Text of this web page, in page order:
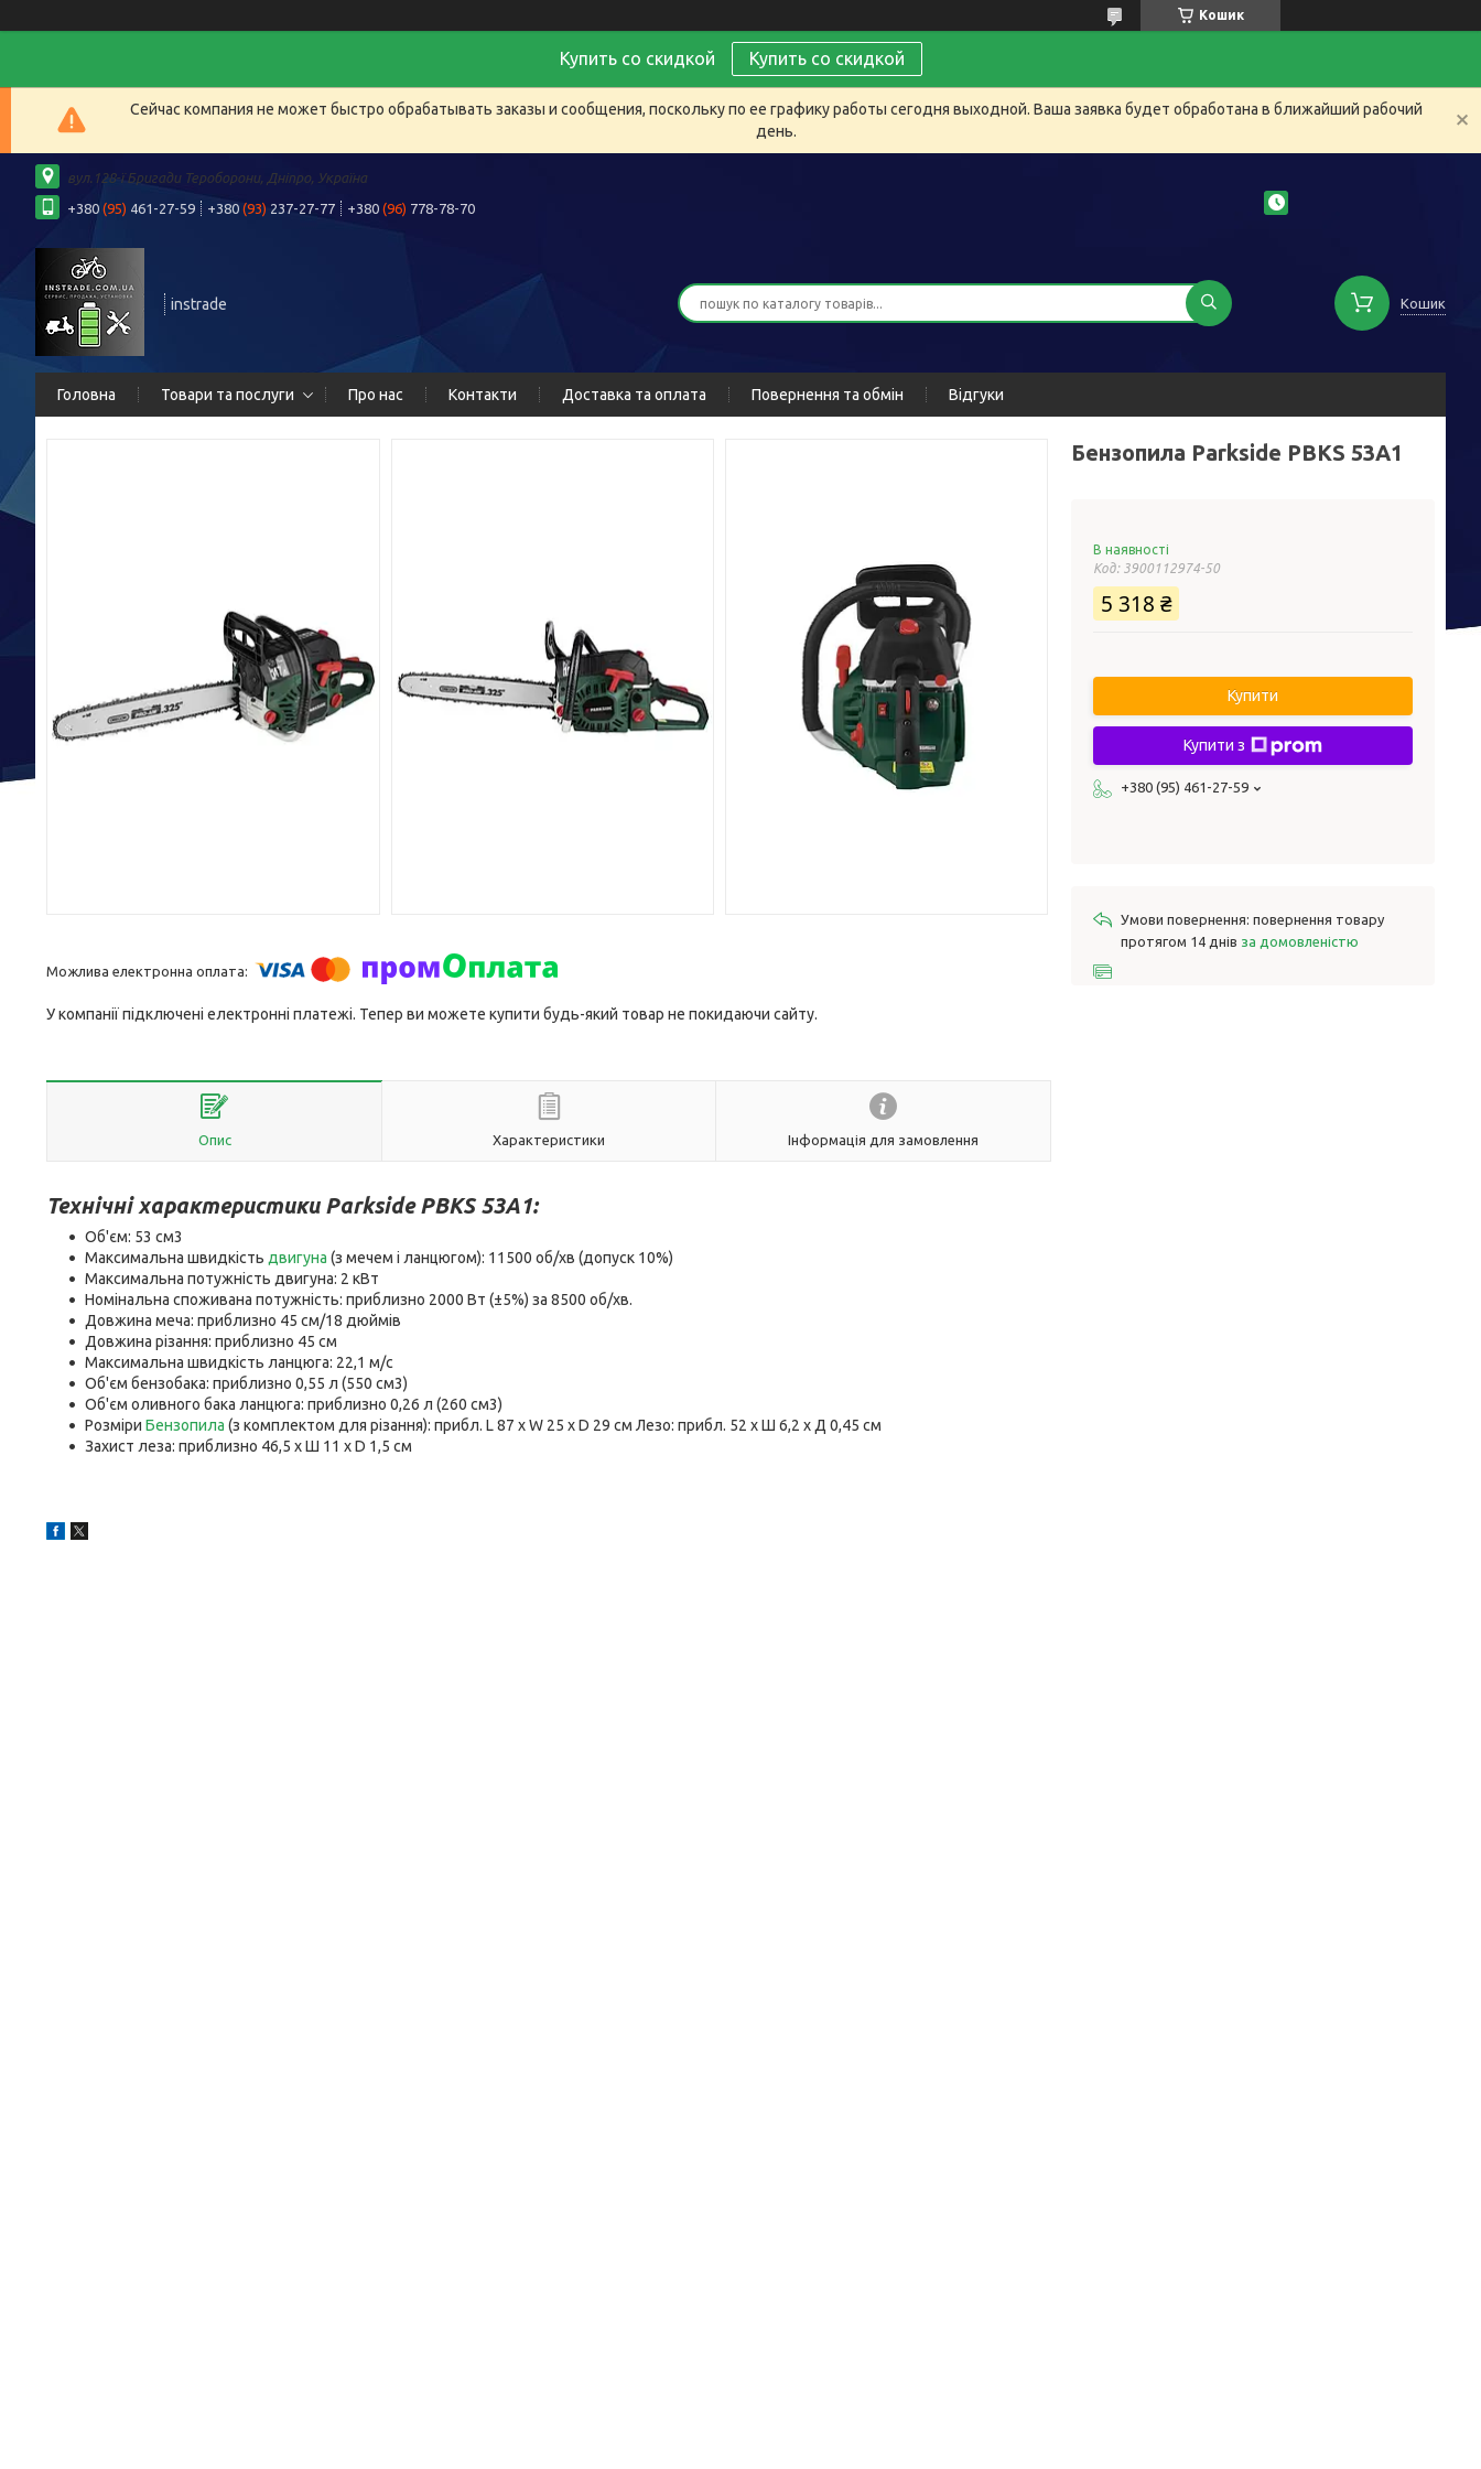
Кошик
Купить со скидкой Купить со скидкой
Сейчас компания не может быстро обрабатывать заказы и сообщения, поскольку по ее графику работы сегодня выходной. Ваша заявка будет обработана в ближайший рабочий
день.
вул.128-ї Бригади Тероборони, Дніпро, Україна
+380 (95) 461-27-59 +380 (93) 237-27-77 +380 (96) 778-78-70
instrade Кошик
Головна Товари та послуги Про нас Контакти Доставка та оплата Повернення та обмін Відгуки
У компанії підключені електронні платежі. Тепер ви можете купити будь-який товар не покидаючи сайту.
Опис Характеристики Інформація для замовлення
Технічні характеристики Parkside PBKS 53A1:
Об'єм: 53 см3
Максимальна швидкість двигуна (з мечем і ланцюгом): 11500 об/хв (допуск 10%)
Максимальна потужність двигуна: 2 кВт
Номінальна споживана потужність: приблизно 2000 Вт (±5%) за 8500 об/хв.
Довжина меча: приблизно 45 см/18 дюймів
Довжина різання: приблизно 45 см
Максимальна швидкість ланцюга: 22,1 м/с
Об'єм бензобака: приблизно 0,55 л (550 см3)
Об'єм оливного бака ланцюга: приблизно 0,26 л (260 см3)
Розміри Бензопила (з комплектом для різання): прибл. L 87 x W 25 x D 29 см Лезо: прибл. 52 х Ш 6,2 х Д 0,45 см
Захист леза: приблизно 46,5 x Ш 11 x D 1,5 см
Бензопила Parkside PBKS 53A1
В наявності
Код: 3900112974-50
5 318 ₴
Купити
Купити з
+380 (95) 461-27-59
повернення товару
протягом 14 днів за домовленістю